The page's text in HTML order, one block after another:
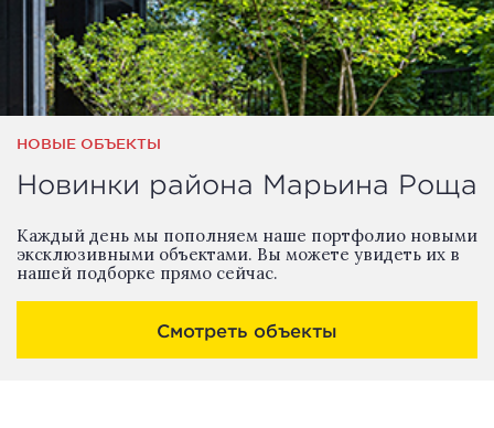
НОВЫЕ ОБЪЕКТЫ
Новинки района Марьина Роща
Каждый день мы пополняем наше портфолио новыми
эксклюзивными объектами. Вы можете увидеть их в
нашей подборке прямо сейчас.
Смотреть объекты